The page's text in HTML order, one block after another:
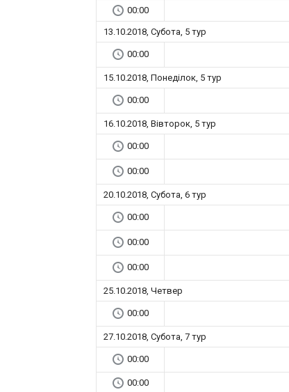
00:00
13.10.2018, Субота, 5 тур
00:00
15.10.2018, Понеділок, 5 тур
00:00
16.10.2018, Вівторок, 5 тур
00:00
00:00
20.10.2018, Субота, 6 тур
00:00
00:00
00:00
25.10.2018, Четвер
00:00
27.10.2018, Субота, 7 тур
00:00
00:00